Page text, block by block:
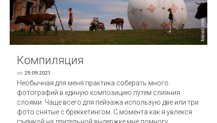
Компиляция
on 29.09.2021
Необычная для меня практика соберать много
фотографий в единую композицию путем слияния
слоями. Чаще всего для пейзажа использую две или три
фото снятые с бреккетингом. С момента как я увлекся